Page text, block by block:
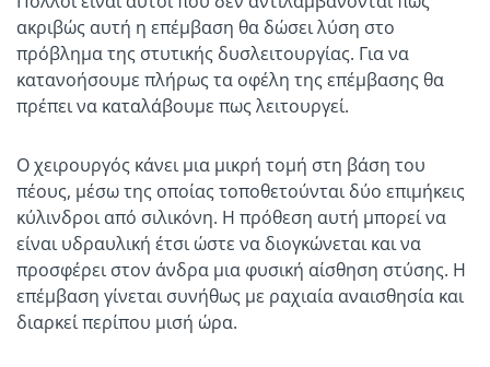
ακριβώς αυτή η επέμβαση θα δώσει λύση στο
πρόβλημα της στυτικής δυσλειτουργίας. Για να
κατανοήσουμε πλήρως τα οφέλη της επέμβασης θα
πρέπει να καταλάβουμε πως λειτουργεί.
Ο χειρουργός κάνει μια μικρή τομή στη βάση του
πέους, μέσω της οποίας τοποθετούνται δύο επιμήκεις
κύλινδροι από σιλικόνη. Η πρόθεση αυτή μπορεί να
είναι υδραυλική έτσι ώστε να διογκώνεται και να
προσφέρει στον άνδρα μια φυσική αίσθηση στύσης. Η
επέμβαση γίνεται συνήθως με ραχιαία αναισθησία και
διαρκεί περίπου μισή ώρα.